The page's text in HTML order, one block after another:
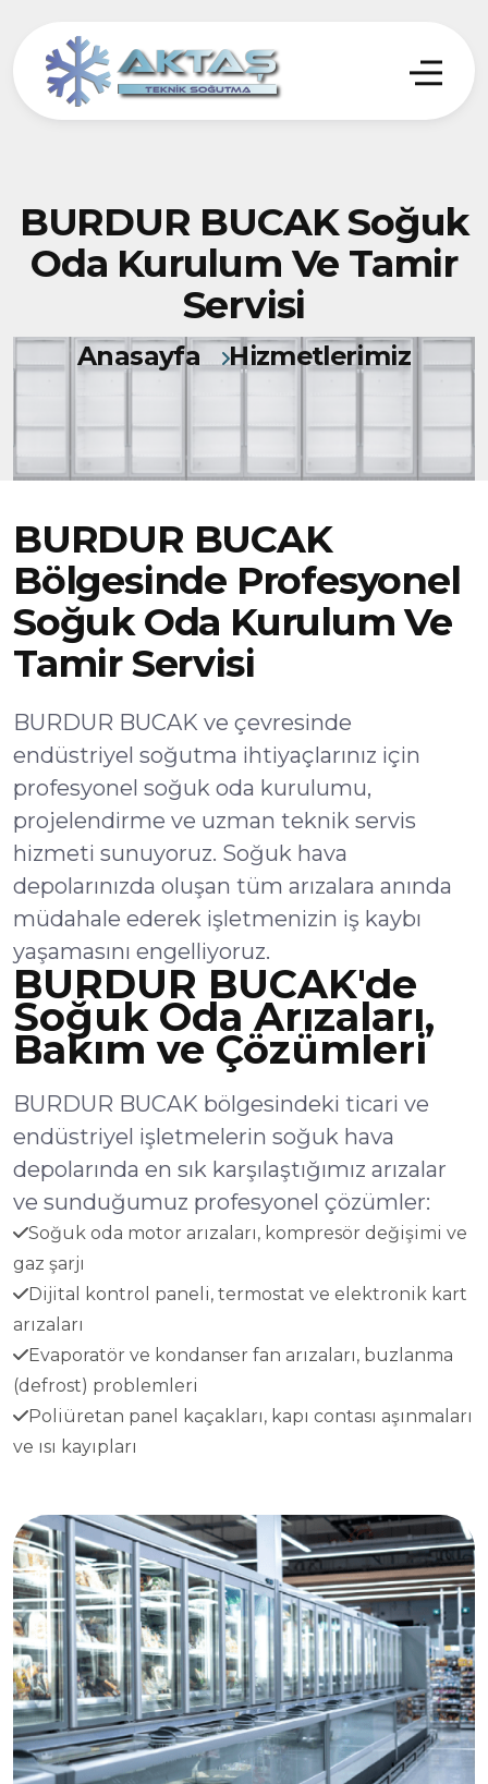
BURDUR BUCAK Soğuk
Oda Kurulum Ve Tamir
Servisi
Anasayfa Hizmetlerimiz
BURDUR BUCAK
Bölgesinde Profesyonel
Soğuk Oda Kurulum Ve
Tamir Servisi
BURDUR BUCAK ve çevresinde
endüstriyel soğutma ihtiyaçlarınız için
profesyonel soğuk oda kurulumu,
projelendirme ve uzman teknik servis
hizmeti sunuyoruz. Soğuk hava
depolarınızda oluşan tüm arızalara anında
müdahale ederek işletmenizin iş kaybı
yaşamasını engelliyoruz.
BURDUR BUCAK'de
Soğuk Oda Arızaları,
Bakım ve Çözümleri
BURDUR BUCAK bölgesindeki ticari ve
endüstriyel işletmelerin soğuk hava
depolarında en sık karşılaştığımız arızalar
ve sunduğumuz profesyonel çözümler:
Soğuk oda motor arızaları, kompresör değişimi ve
gaz şarjı
Dijital kontrol paneli, termostat ve elektronik kart
arızaları
Evaporatör ve kondanser fan arızaları, buzlanma
(defrost) problemleri
Poliüretan panel kaçakları, kapı contası aşınmaları
ve ısı kayıpları